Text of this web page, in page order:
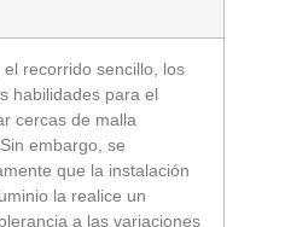
recorrido sencillo, los
habilidades para el
cercas de malla
embargo, se
que la instalación
la realice un
a las variaciones